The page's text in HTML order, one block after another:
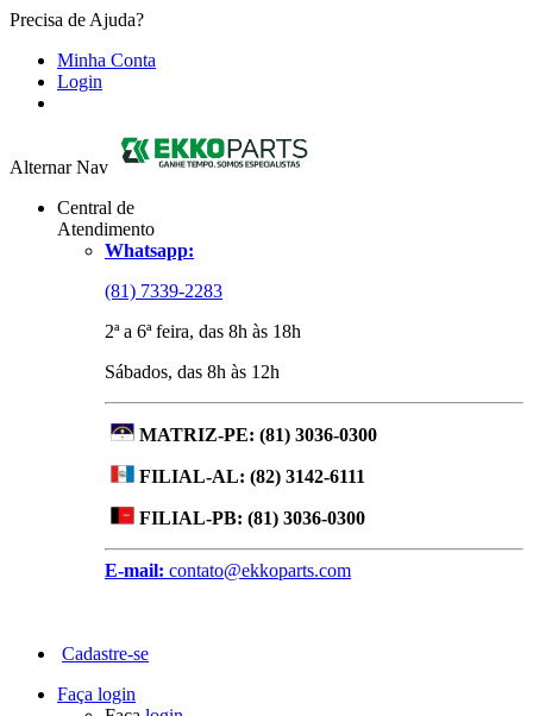
Precisa de Ajuda?
Minha Conta
Login
Alternar Nav
Central de
Atendimento
Whatsapp:
(81) 7339-2283
2ª a 6ª feira, das 8h às 18h
Sábados, das 8h às 12h
MATRIZ-PE: (81) 3036-0300
FILIAL-AL: (82) 3142-6111
FILIAL-PB: (81) 3036-0300
E-mail: contato@ekkoparts.com
Cadastre-se
Faça login